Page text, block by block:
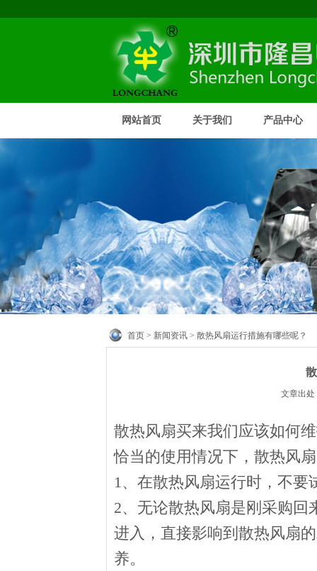
网站首页 关于我们 产品中心
首页 > 新闻资讯 > 散热风扇运行措施有哪些呢？
文章出
散热风扇买来我们应该如何
恰当的使用情况下，散热风
1、在散热风扇运行时，不
2、无论散热风扇是刚采购
进入，直接影响到散热风扇
养。